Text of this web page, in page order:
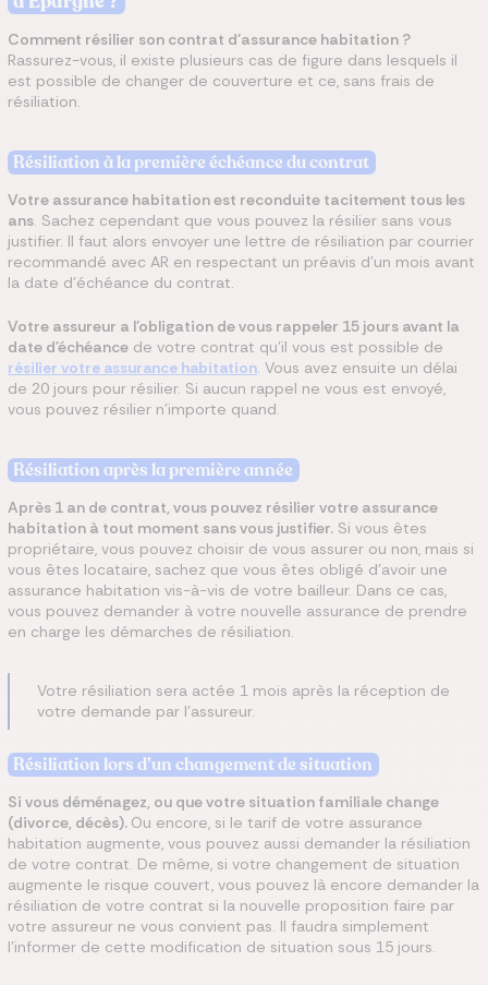
Comment résilier son contrat d'assurance habitation ?
Rassurez-vous, il existe plusieurs cas de figure dans lesquels il
est possible de changer de couverture et ce, sans frais de
résiliation.
Résiliation à la première échéancedu contrat
Votre assurance habitation est reconduite tacitement tous les
ans. Sachez cependant que vous pouvez la résilier sans vous
justifier. Il faut alors envoyer une lettre de résiliation par courrier
recommandé avec AR en respectant un préavis d'un mois avant
la date d’échéance du contrat.
Votre assureur a l’obligation de vous rappeler 15 jours avant la
date d'échéance de votre contrat qu'il vous est possible de
résilier votre assurance habitation. Vous avez ensuite un délai
de 20 jours pour résilier. Si aucun rappel ne vous est envoyé,
vous pouvez résilier n’importe quand.
Résiliation après la première année
Après 1 an de contrat, vous pouvez résilier votre assurance
habitation à tout moment sans vous justifier. Si vous êtes
propriétaire, vous pouvez choisir de vous assurer ou non, mais si
vous êtes locataire, sachez que vous êtes obligé d’avoir une
assurance habitation vis-à-vis de votre bailleur. Dans ce cas,
vous pouvez demander à votre nouvelle assurance de prendre
en charge les démarches de résiliation.
Votre résiliation sera actée 1 mois après la réception de
votre demande par l'assureur.
Résiliation lors d’un changement de situation
Si vous déménagez, ou que votre situation familiale change
(divorce, décès). Ou encore, si le tarif de votre assurance
habitation augmente, vous pouvez aussi demander la résiliation
de votre contrat. De même, si votre changement de situation
augmente le risque couvert, vous pouvez là encore demander la
résiliation de votre contrat si la nouvelle proposition faire par
votre assureur ne vous convient pas. Il faudra simplement
l’informer de cette modification de situation sous 15 jours.